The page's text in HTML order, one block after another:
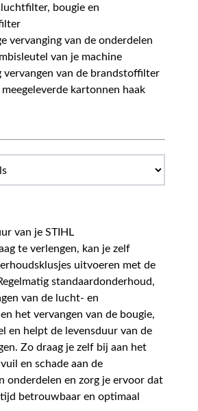
bougie en
vervanging van de onderdelen
van je machine
vervangen van de brandstoffilter
kartonnen haak
van je STIHL
te verlengen, kan je zelf
uitvoeren met de
standaardonderhoud,
van de lucht- en
het vervangen van de bougie,
en helpt de levensduur van de
Zo draag je zelf bij aan het
en schade aan de
onderdelen en zorg je ervoor dat
betrouwbaar en optimaal